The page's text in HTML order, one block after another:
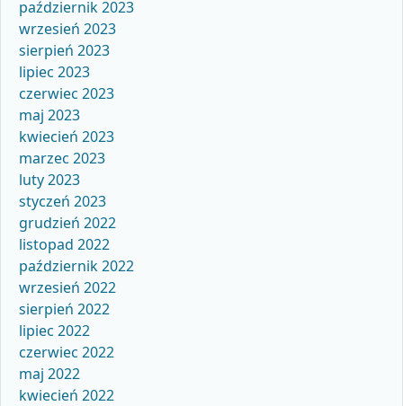
październik 2023
wrzesień 2023
sierpień 2023
lipiec 2023
czerwiec 2023
maj 2023
kwiecień 2023
marzec 2023
luty 2023
styczeń 2023
grudzień 2022
listopad 2022
październik 2022
wrzesień 2022
sierpień 2022
lipiec 2022
czerwiec 2022
maj 2022
kwiecień 2022